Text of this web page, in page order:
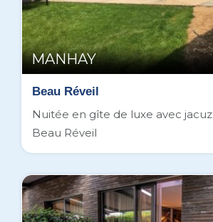
MANHAY
Beau Réveil
Nuitée en gîte de luxe avec
Beau Réveil